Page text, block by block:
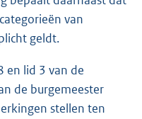
van
geldt.
en lid 3 van de
de burgemeester
stellen ten